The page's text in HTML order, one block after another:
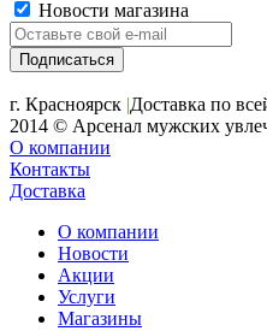
Новости магазина
г. Красноярск |Доставка по
2014 © Арсенал мужских
О компании
Контакты
Доставка
О компании
Новости
Акции
Услуги
Магазины